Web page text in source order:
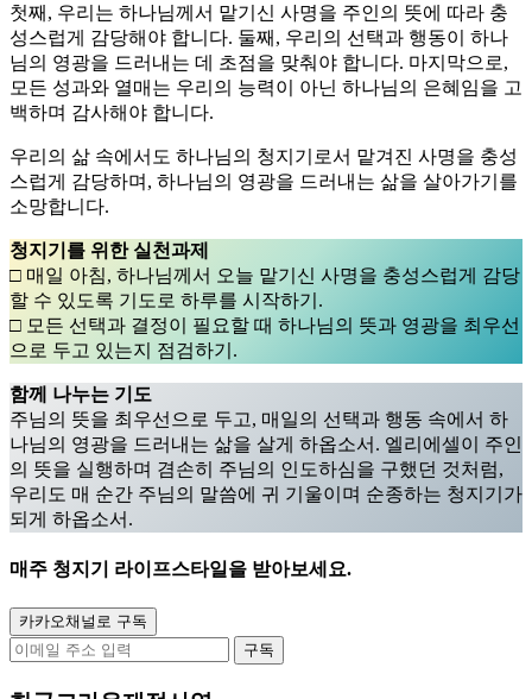
첫째, 우리는 하나님께서 맡기신 사명을 주인의 뜻에 따라 충
성스럽게 감당해야 합니다. 둘째, 우리의 선택과 행동이 하나
님의 영광을 드러내는 데 초점을 맞춰야 합니다. 마지막으로,
모든 성과와 열매는 우리의 능력이 아닌 하나님의 은혜임을 고
백하며 감사해야 합니다.
우리의 삶 속에서도 하나님의 청지기로서 맡겨진 사명을 충성
스럽게 감당하며, 하나님의 영광을 드러내는 삶을 살아가기를
소망합니다.
청지기를 위한 실천과제
□ 매일 아침, 하나님께서 오늘 맡기신 사명을 충성스럽게 감당
할 수 있도록 기도로 하루를 시작하기.
□ 모든 선택과 결정이 필요할 때 하나님의 뜻과 영광을 최우선
으로 두고 있는지 점검하기.
함께 나누는 기도
주님의 뜻을 최우선으로 두고, 매일의 선택과 행동 속에서 하
나님의 영광을 드러내는 삶을 살게 하옵소서. 엘리에셀이 주인
의 뜻을 실행하며 겸손히 주님의 인도하심을 구했던 것처럼,
우리도 매 순간 주님의 말씀에 귀 기울이며 순종하는 청지기가
되게 하옵소서.
매주 청지기 라이프스타일 을 받아보세요.
카카오채널로 구독
구독